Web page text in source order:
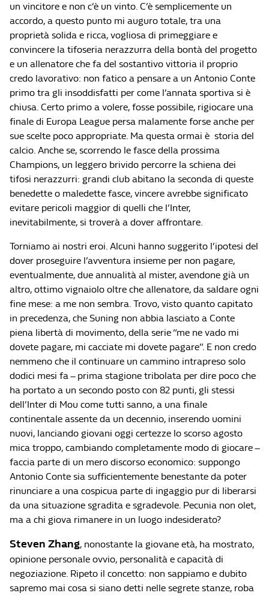
un vincitore e non c’è un vinto. C’è semplicemente un
accordo, a questo punto mi auguro totale, tra una
proprietà solida e ricca, vogliosa di primeggiare e
convincere la tifoseria nerazzurra della bontà del progetto
e un allenatore che fa del sostantivo vittoria il proprio
credo lavorativo: non fatico a pensare a un Antonio Conte
primo tra gli insoddisfatti per come l’annata sportiva si è
chiusa. Certo primo a volere, fosse possibile, rigiocare una
finale di Europa League persa malamente forse anche per
sue scelte poco appropriate. Ma questa ormai è storia del
calcio. Anche se, scorrendo le fasce della prossima
Champions, un leggero brivido percorre la schiena dei
tifosi nerazzurri: grandi club abitano la seconda di queste
benedette o maledette fasce, vincere avrebbe significato
evitare pericoli maggior di quelli che l’Inter,
inevitabilmente, si troverà a dover affrontare.
Torniamo ai nostri eroi. Alcuni hanno suggerito l’ipotesi del
dover proseguire l’avventura insieme per non pagare,
eventualmente, due annualità al mister, avendone già un
altro, ottimo vignaiolo oltre che allenatore, da saldare ogni
fine mese: a me non sembra. Trovo, visto quanto capitato
in precedenza, che Suning non abbia lasciato a Conte
piena libertà di movimento, della serie “me ne vado mi
dovete pagare, mi cacciate mi dovete pagare”. E non credo
nemmeno che il continuare un cammino intrapreso solo
dodici mesi fa – prima stagione tribolata per dire poco che
ha portato a un secondo posto con 82 punti, gli stessi
dell’Inter di Mou come tutti sanno, a una finale
continentale assente da un decennio, inserendo uomini
nuovi, lanciando giovani oggi certezze lo scorso agosto
mica troppo, cambiando completamente modo di giocare –
faccia parte di un mero discorso economico: suppongo
Antonio Conte sia sufficientemente benestante da poter
rinunciare a una cospicua parte di ingaggio pur di liberarsi
da una situazione sgradita e sgradevole. Pecunia non olet,
ma a chi giova rimanere in un luogo indesiderato?
Steven Zhang, nonostante la giovane età, ha mostrato,
opinione personale ovvio, personalità e capacità di
negoziazione. Ripeto il concetto: non sappiamo e dubito
sapremo mai cosa si siano detti nelle segrete stanze, roba